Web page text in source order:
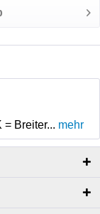
Breiter... mehr